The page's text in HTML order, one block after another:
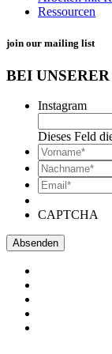
Ressourcen
join our mailing list
BEI
Instagram
Dieses Feld
*
*
Email*
CAPTCHA